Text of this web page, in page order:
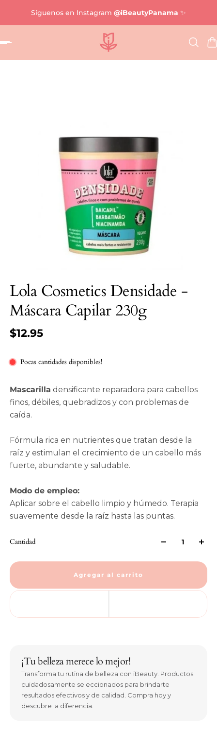
contenidoSíguenos en Instagram @iBeautyPanama ✨
Lola Cosmetics Densidade -
Máscara Capilar 230g
$12.95
Pocas cantidades disponibles!
Mascarilla densificante reparadora para cabellos
finos, débiles, quebradizos y con problemas de
caída.
Fórmula rica en nutrientes que tratan desde la
raíz y estimulan el crecimiento de un cabello más
fuerte, abundante y saludable.
Modo de empleo:
Aplicar sobre el cabello limpio y húmedo. Terapia
suavemente desde la raíz hasta las puntas.
Cantidad
Agregar al carrito
¡Tu belleza merece lo mejor!
Transforma tu rutina de belleza con iBeauty. Productos
cuidadosamente seleccionados para brindarte
resultados efectivos y de calidad. Compra hoy y
descubre la diferencia.